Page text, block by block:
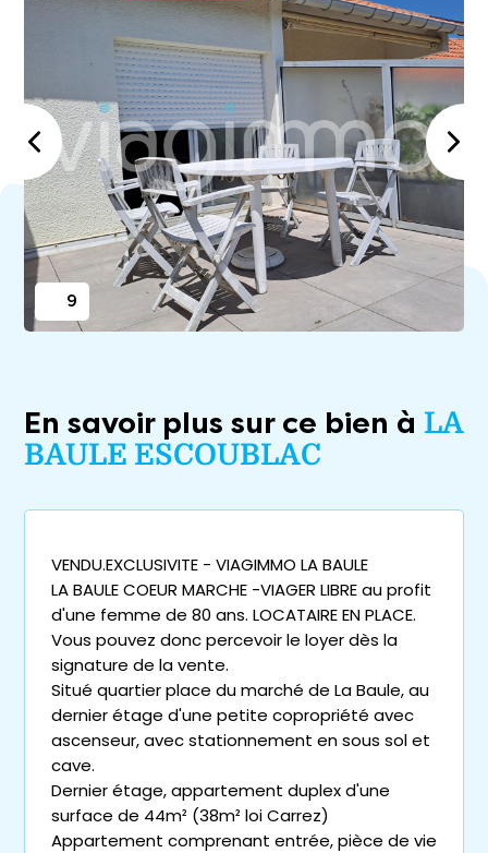
9
En savoir plus sur ce bien à LA
BAULE ESCOUBLAC
VENDU.EXCLUSIVITE - VIAGIMMO LA BAULE
LA BAULE COEUR MARCHE -VIAGER LIBRE au profit
d'une femme de 80 ans. LOCATAIRE EN PLACE.
Vous pouvez donc percevoir le loyer dès la
signature de la vente.
Situé quartier place du marché de La Baule, au
dernier étage d'une petite copropriété avec
ascenseur, avec stationnement en sous sol et
cave.
Dernier étage, appartement duplex d'une
surface de 44m² (38m² loi Carrez)
Appartement comprenant entrée, pièce de vie